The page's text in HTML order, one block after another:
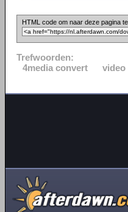
HTML code om naar deze pagina
Trefwoorden:
4media convert
video